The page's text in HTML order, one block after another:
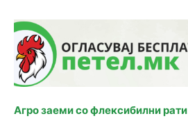
Агро заеми со флексибилни рати